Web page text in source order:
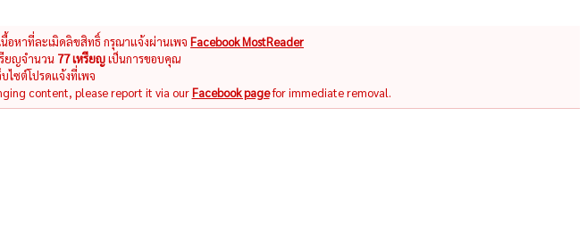
อหาที่ละเมิดลิขสิทธิ์ กรุณาแจ้งผ่านเพจ Facebook MostReader
ยญจำนวน 77 เหรียญเป็นการขอบคุณ
ไซต์โปรดแจ้งที่เพจ
content, please report it via ourFacebook pagefor immediate removal.